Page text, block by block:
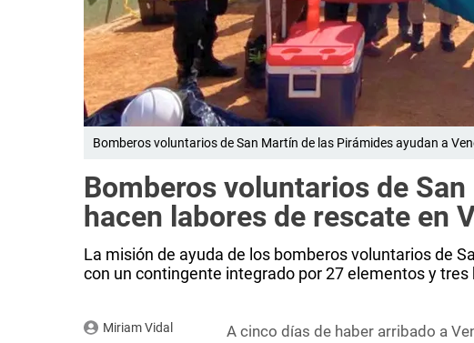
Bomberos voluntarios de San Martín de las Pirámides ayudan a
Bomberos voluntarios de
hacen labores de rescate en
La misión de ayuda de los bomberos voluntarios de
con un contingente integrado por 27 elementos y tres
Miriam Vidal
A cinco días de haber arribado a